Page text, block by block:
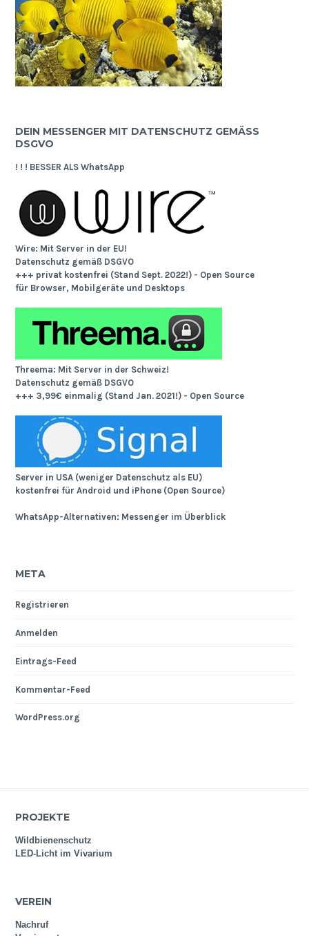
DEIN MESSENGER MIT DATENSCHUTZ GEMÄSS D
SGVO
! ! ! BESSER ALS WhatsApp
Wire: Mit Server in der EU!
Datenschutz gemäß DSGVO
+++ privat kostenfrei (Stand Sept. 2022!) - Open Source
für Browser, Mobilgeräte und Desktops
Threema: Mit Server in der Schweiz!
Datenschutz gemäß DSGVO
+++ 3,99€ einmalig (Stand Jan. 2021!) - Open Source
Server in USA (weniger Datenschutz als EU)
kostenfrei für Android und iPhone (Open Source)
WhatsApp-Alternativen: Messenger im Überblick
META
Registrieren
Anmelden
Eintrags-Feed
Kommentar-Feed
WordPress.org
PROJEKTE
Wildbienenschutz
LED-Licht im Vivarium
VEREIN
Nachruf